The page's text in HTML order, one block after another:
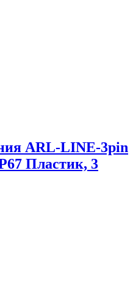
ARL-LINE-3pin
Пластик, 3